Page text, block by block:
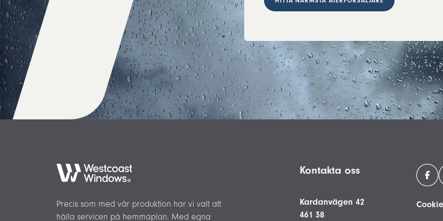
Precis som med vår produktion har vi valt att
hålla servicen på hemmaplan. Med egna
Kontakta oss
Kardanvägen 42
461 38